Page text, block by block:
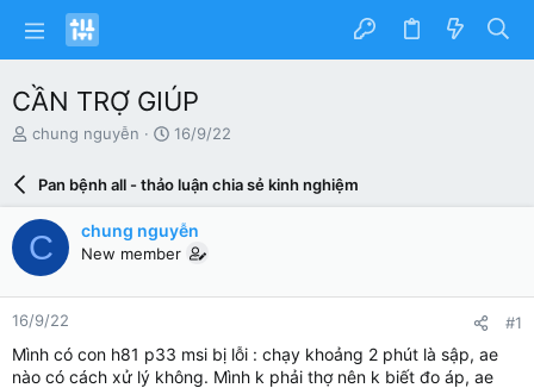
CẦN TRỢ GIÚP
N
ư
ờ
i
k
h
ở
i
t
chung nguyễn
N
à
y
ử
i
16/9/22
Pan bệnh all - thảo luận chia sẻ kinh nghiệm
C chung nguyễn
New member
16/9/22 #1
Mình có con h81 p33 msi bị lỗi : chạy khoảng 2 phút là sập, ae
nào có cách xử lý không. Mình k phải thợ nên k biết đo áp, ae